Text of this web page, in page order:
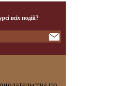
всіх подій?